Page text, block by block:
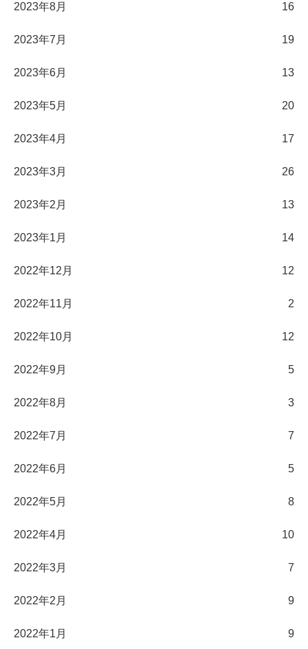
2023年8月 16
2023年7月 19
2023年6月 13
2023年5月 20
2023年4月 17
2023年3月 26
2023年2月 13
2023年1月 14
2022年12月 12
2022年11月 2
2022年10月 12
2022年9月 5
2022年8月 3
2022年7月 7
2022年6月 5
2022年5月 8
2022年4月 10
2022年3月 7
2022年2月 9
2022年1月 9